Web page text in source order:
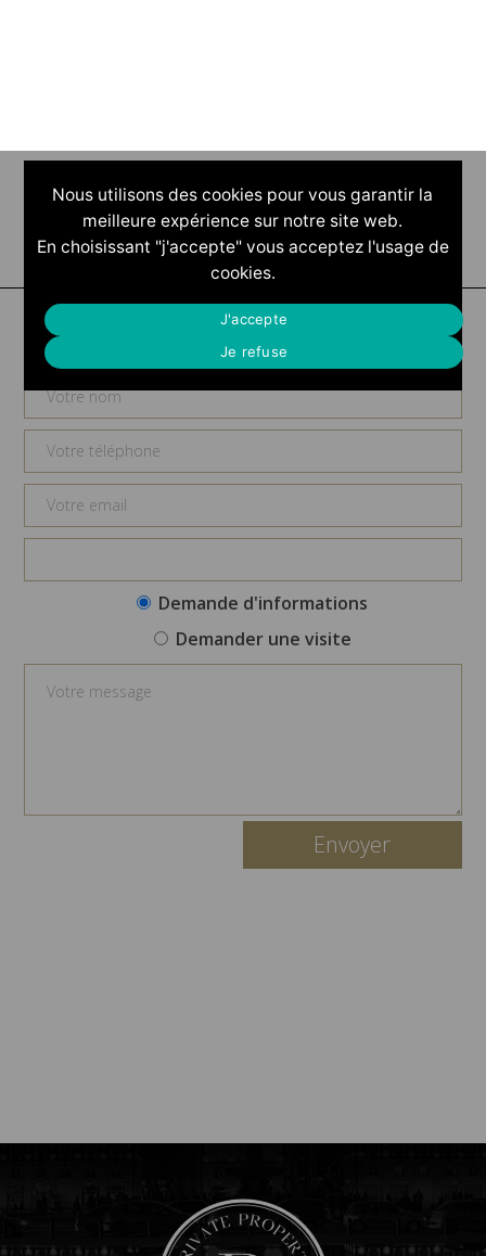
Demande d'informations
Demande d'informations
Demander une visite
Nous utilisons des cookies pour vous garantir la
meilleure expérience sur notre site web.
En choisissant "j'accepte" vous acceptez l'usage de
cookies.
J'accepte
Je refuse